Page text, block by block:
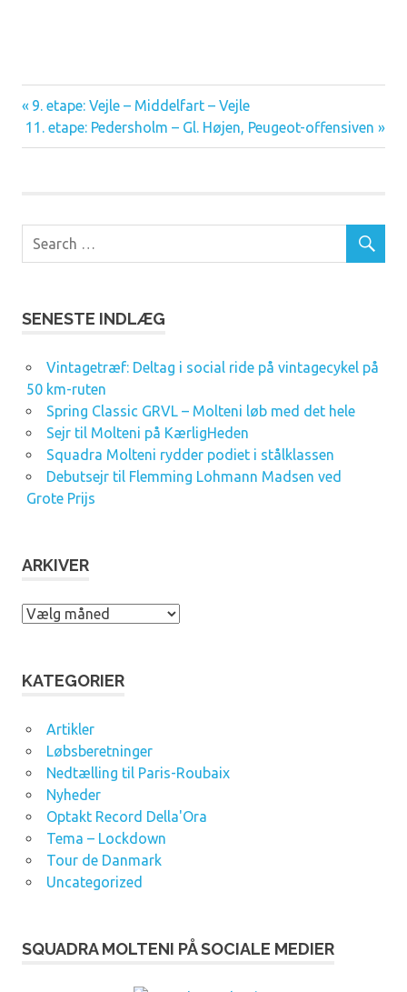
Indlægsnavigation
Previous
Post:
9. etape: Vejle – Middelfart – Vejle
Next
Post:
11. etape: Pedersholm – Gl. Højen, Peugeot-offensiven
SENESTE INDLÆG
Vintagetræf: Deltag i social ride på vintagecykel på
50 km-ruten
Spring Classic GRVL – Molteni løb med det hele
Sejr til Molteni på KærligHeden
Squadra Molteni rydder podiet i stålklassen
Debutsejr til Flemming Lohmann Madsen ved
Grote Prijs
ARKIVER
A
iKATEGORIER
Artikler
Løbsberetninger
Nedtælling til Paris-Roubaix
Nyheder
Optakt Record Della'Ora
Tema – Lockdown
Tour de Danmark
Uncategorized
SQUADRA MOLTENI PÅ SOCIALE MEDIER